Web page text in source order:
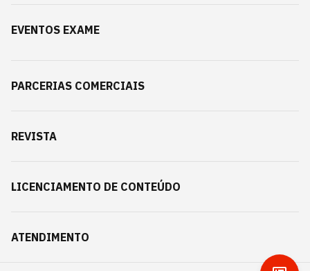
EVENTOS EXAME
PARCERIAS COMERCIAIS
REVISTA
LICENCIAMENTO DE CONTEÚDO
ATENDIMENTO